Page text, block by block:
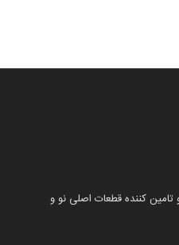
تامین کننده قطعات اصلی نو و